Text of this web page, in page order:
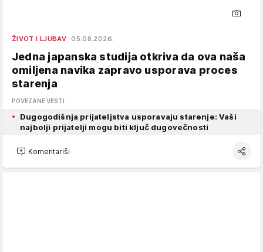
ŽIVOT I LJUBAV 05.08.2026.
Jedna japanska studija otkriva da ova naša
omiljena navika zapravo usporava proces
starenja
POVEZANE VESTI
Dugogodišnja prijateljstva usporavaju starenje: Vaši
najbolji prijatelji mogu biti ključ dugovečnosti
Komentariši